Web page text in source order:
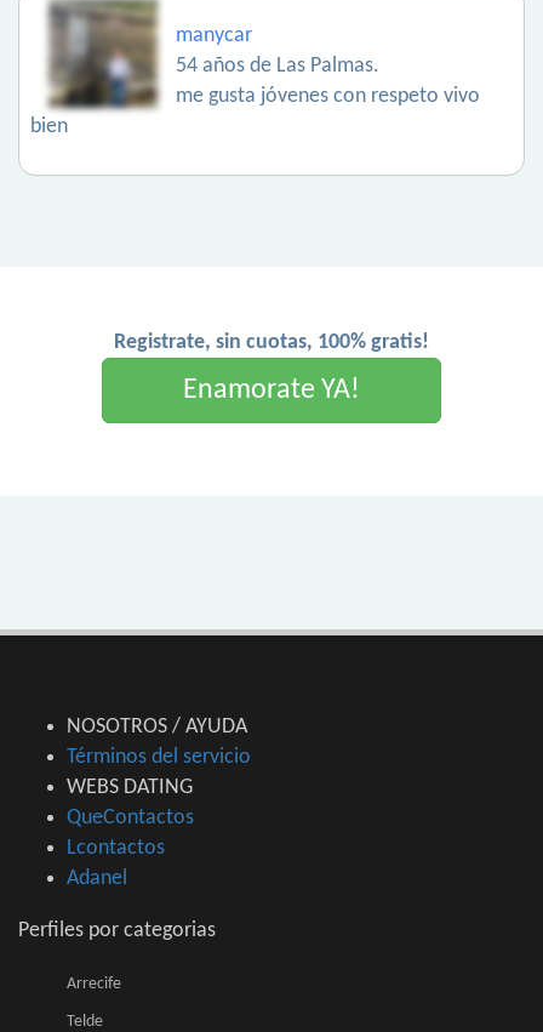
manycar
54 años de Las Palmas.
me gusta jóvenes con respeto vivo
bien
Registrate, sin cuotas, 100% gratis!
Enamorate YA!
NOSOTROS / AYUDA
Términos del servicio
WEBS DATING
QueContactos
Lcontactos
Adanel
Perfiles por categorias
Arrecife
Telde